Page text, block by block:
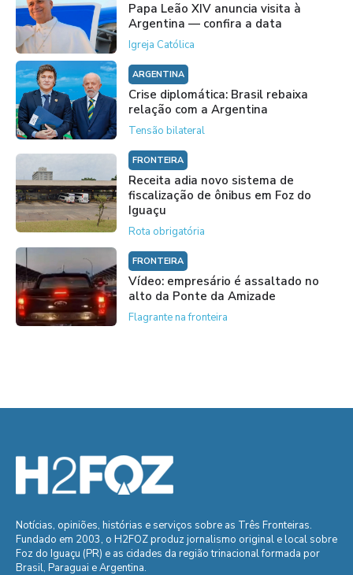
Papa Leão XIV anuncia visita à
Argentina — confira a data
Igreja Católica
ARGENTINA
Crise diplomática: Brasil rebaixa
relação com a Argentina
Tensão bilateral
FRONTEIRA
Receita adia novo sistema de
fiscalização de ônibus em Foz do
Iguaçu
Rota obrigatória
FRONTEIRA
Vídeo: empresário é assaltado no
alto da Ponte da Amizade
Flagrante na fronteira
Notícias, opiniões, histórias e serviços sobre as Três Fronteiras.
Fundado em 2003, o H2FOZ produz jornalismo original e local sobre
Foz do Iguaçu (PR) e as cidades da região trinacional formada por
Brasil, Paraguai e Argentina.